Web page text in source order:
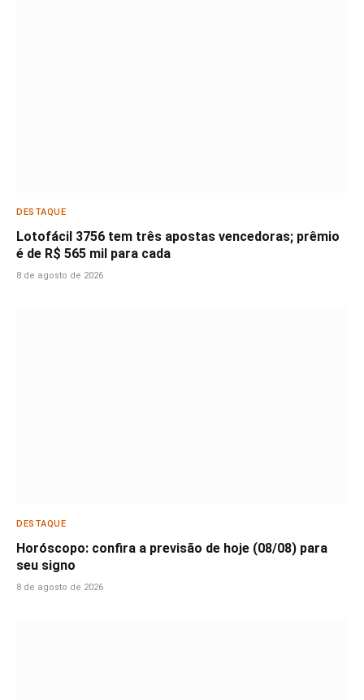
DESTAQUE
Lotofácil 3756 tem três apostas vencedoras; prêmio
é de R$ 565 mil para cada
8 de agosto de 2026
DESTAQUE
Horóscopo: confira a previsão de hoje (08/08) para
seu signo
8 de agosto de 2026